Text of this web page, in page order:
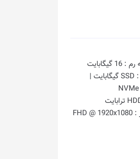
رم : 16 گیگابایت
256 گیگابایت |
:
FHD @ 1920x1080